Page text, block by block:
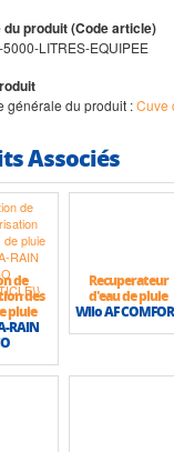
du produit (Code article)
LITRES-EQUIPEE
générale du produit :Cuve
Associés
de
des
pluie
RAIN
Recuperateur
d'eau de pluie
Wilo AF